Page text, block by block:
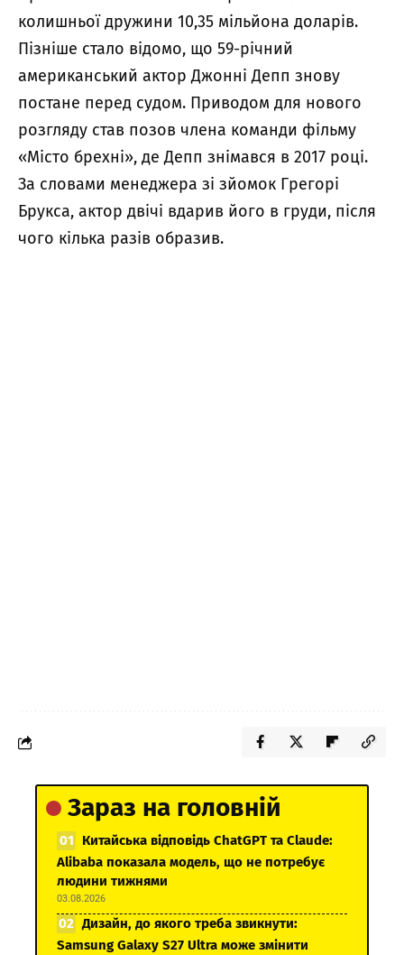
колишньої дружини 10,35 мільйона доларів.
Пізніше стало відомо, що 59-річний
американський актор Джонні Депп знову
постане перед судом. Приводом для нового
розгляду став позов члена команди фільму
«Місто брехні», де Депп знімався в 2017 році.
За словами менеджера зі зйомок Грегорі
Брукса, актор двічі вдарив його в груди, після
чого кілька разів образив.
Зараз на головній
Китайська відповідь ChatGPT та Claude:
Alibaba показала модель, що не потребує
людини тижнями
03.08.2026
Дизайн, до якого треба звикнути:
Samsung Galaxy S27 Ultra може змінити